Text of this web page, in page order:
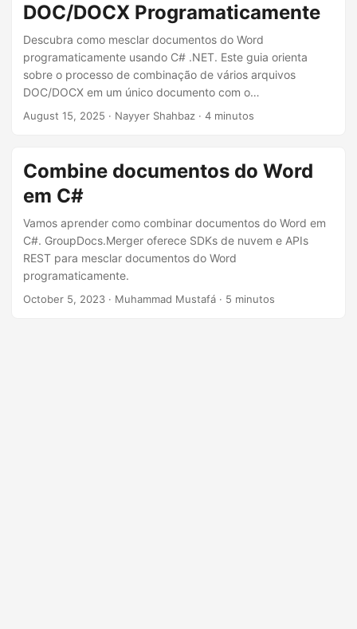
DOC/DOCX Programaticamente
Descubra como mesclar documentos do Word
programaticamente usando C# .NET. Este guia orienta
sobre o processo de combinação de vários arquivos
DOC/DOCX em um único documento com o
GroupDocs.Merger Cloud SDK para .NET, permitindo uma
August 15, 2025 · Nayyer Shahbaz · 4 minutos
Combine documentos do Word
em C#
Vamos aprender como combinar documentos do Word em
C#. GroupDocs.Merger oferece SDKs de nuvem e APIs
REST para mesclar documentos do Word
programaticamente.
October 5, 2023 · Muhammad Mustafá · 5 minutos